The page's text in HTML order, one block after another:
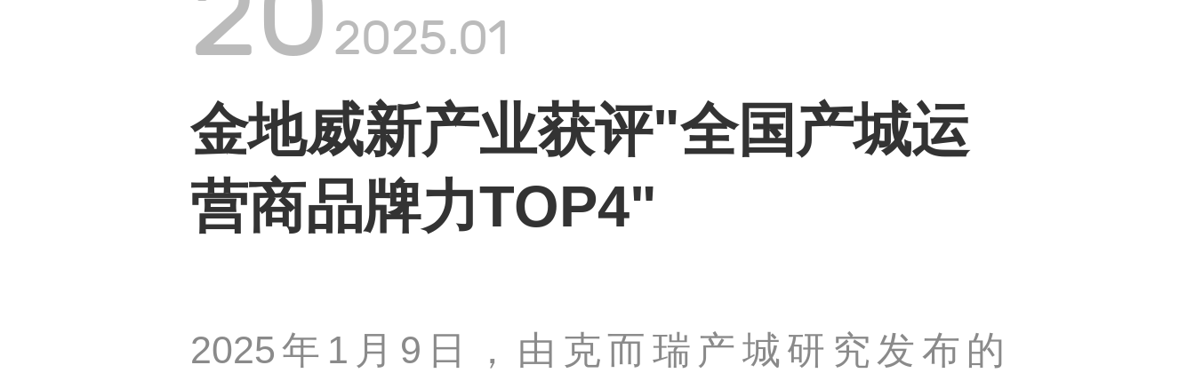
2025.01
金地威新产业获评"全国产城运
营商品牌力TOP4"
2025年1月9日，由克而瑞产城研究发布的